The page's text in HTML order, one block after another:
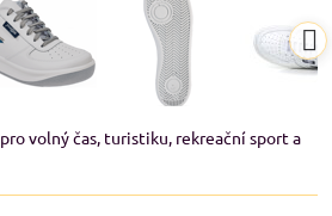
volný čas, turistiku, rekreační sport a